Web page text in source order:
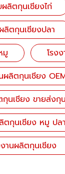
ลิตกุนเชียงไก่
ลิตกุนเชียงปลา
มู
โรง
ผลิตกุนเชียง
กุนเชียง ขายส่งกุ
ตกุนเชียง หมู ปล
งานผลิตกุนเชียง